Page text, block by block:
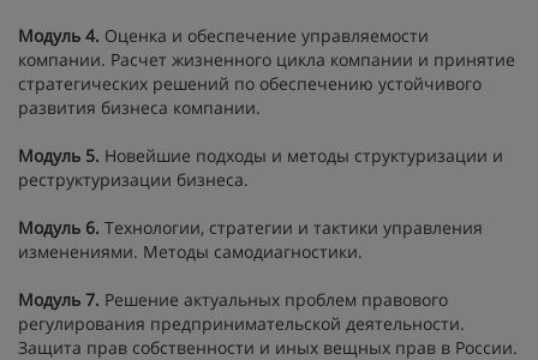
Модуль 4. Оценка и обеспечение управляемости
компании. Расчет жизненного цикла компании и принятие
стратегических решений по обеспечению устойчивого
развития бизнеса компании.
Модуль 5. Новейшие подходы и методы структуризации и
реструктуризации бизнеса.
Модуль 6. Технологии, стратегии и тактики управления
изменениями. Методы самодиагностики.
Модуль 7. Решение актуальных проблем правового
регулирования предпринимательской деятельности.
Защита прав собственности и иных вещных прав в России.